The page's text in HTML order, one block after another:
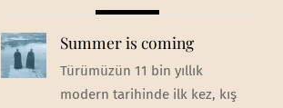
Summer is coming
Türümüzün 11 bin yıllık
modern tarihinde ilk kez, kış